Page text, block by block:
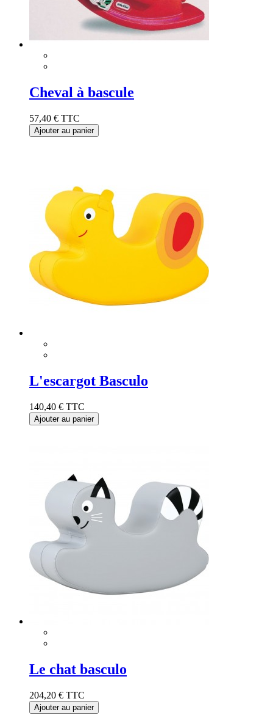
Cheval à bascule
57,40 € TTC
Ajouter au panier
L'escargot Basculo
140,40 € TTC
Ajouter au panier
Le chat basculo
204,20 € TTC
Ajouter au panier